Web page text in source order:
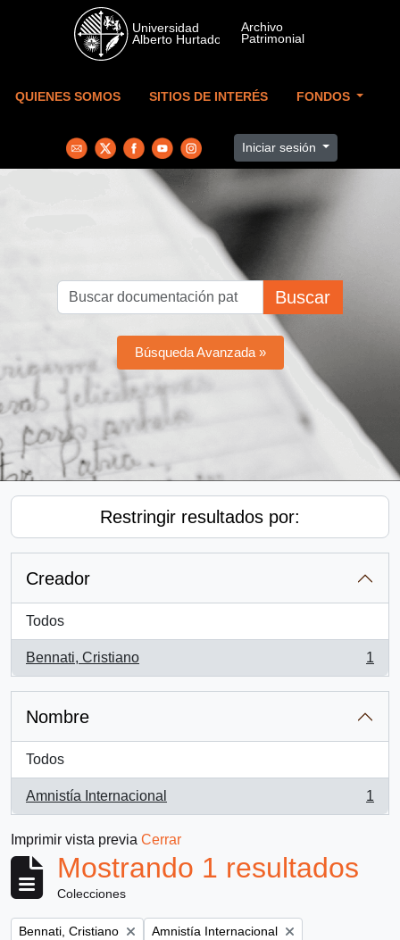
Skip to main content
QUIENES SOMOS SITIOS DE INTERÉS FONDOS
Iniciar sesión
Buscar
Búsqueda Avanzada »
Restringir resultados por:
Creador
Todos
Bennati, Cristiano
, 1 resultados
1
Nombre
Todos
Amnistía Internacional
, 1 resultados
1
Imprimir vista previa Cerrar
Mostrando 1 resultados
Colecciones
Remove filter:
Bennati, Cristiano Remove filter:
Amnistía Internacional